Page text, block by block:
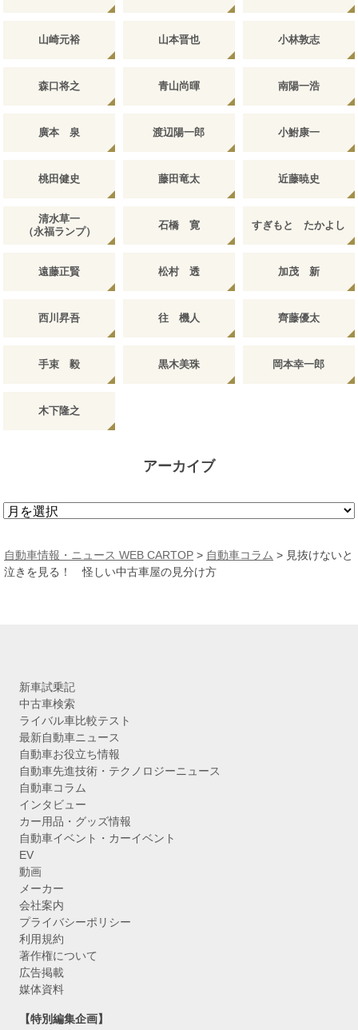
山崎元裕 山本晋也 小林敦志
森口将之 青山尚暉 南陽一浩
廣本 泉 渡辺陽一郎 小鮒康一
桃田健史 藤田竜太 近藤暁史
清水草一
（永福ランプ）
石橋 寛 すぎもと たかよし
遠藤正賢 松村 透 加茂 新
西川昇吾 往 機人 齊藤優太
手束 毅 黒木美珠 岡本幸一郎
木下隆之
アーカイブ
ア
カ
イ
自動車情報・ニュース WEB CARTOP > 自動車コラム > 見抜けないと
泣きを見る！ 怪しい中古車屋の見分け方
新車試乗記
中古車検索
ライバル車比較テスト
最新自動車ニュース
自動車お役立ち情報
自動車先進技術・テクノロジーニュース
自動車コラム
インタビュー
カー用品・グッズ情報
自動車イベント・カーイベント
EV
動画
メーカー
会社案内
プライバシーポリシー
利用規約
著作権について
広告掲載
媒体資料
【特別編集企画】